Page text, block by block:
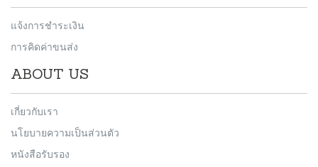
แจ้งการชำระเงิน
การคิดค่าขนส่ง
ABOUT US
เกี่ยวกับเรา
นโยบายความเป็นส่วนตัว
หนังสือรับรอง